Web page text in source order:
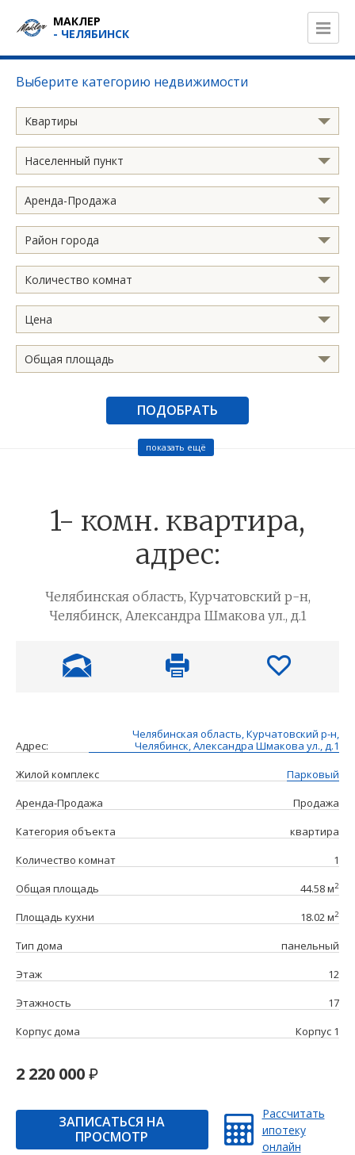
МАКЛЕР
- ЧЕЛЯБИНСК
Выберите категорию недвижимости
Квартиры
Населенный пункт
Аренда-Продажа
Район города
Количество комнат
Цена
Общая площадь
ПОДОБРАТЬ
показать ещё
1- комн. квартира,
адрес:
Челябинская область, Курчатовский р-н,
Челябинск, Александра Шмакова ул., д.1
Адрес:
Челябинская область, Курчатовский р-н,
Челябинск, Александра Шмакова ул., д.1
Жилой комплекс
Парковый
Аренда-Продажа
Продажа
Категория объекта
квартира
Количество комнат
1
Общая площадь
44.58 м2
Площадь кухни 18.02 м2
Тип дома
панельный
Этаж
12
Этажность
17
Корпус дома
Корпус 1
2 220 000
ЗАПИСАТЬСЯ НА
ПРОСМОТР
Рассчитать
ипотеку
онлайн